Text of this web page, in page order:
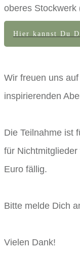
oberes Stockwerk
Hier kannst Du
Wir freuen uns
inspirierenden
Die Teilnahme ist
für
Euro fällig.
Bitte melde Dich
Vielen Dank!